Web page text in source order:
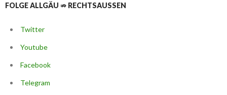
FOLGE ALLGÄU ⇏ RECHTSAUSSEN
Twitter
Youtube
Facebook
Telegram